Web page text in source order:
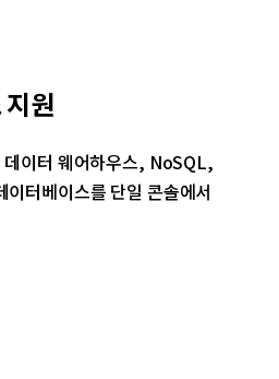
원
이터 웨어하우스, NoSQL,
터베이스를 단일 콘솔에서